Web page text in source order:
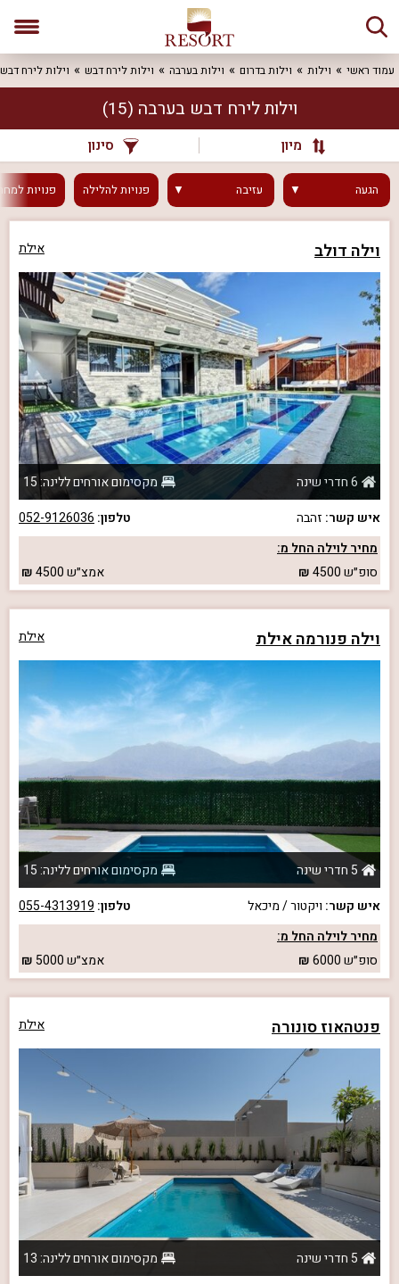
עמוד ראשי וילות וילות בדרום וילות בערבה וילות לירח דבש וילות לירח
וילות לירח דבש בערבה (15)
מיון סינון
הגעה עזיבה פנויותלהלילה פנויות
וילה דולב אילת
6 חדרי שינה
מקסימום אורחים ללינה: 15
איש קשר: זהבה טלפון: 052-9126036
מחיר לוילה החל מ:
סופ״ש4500 אמצ״ש4500
וילה פנורמה אילת אילת
5 חדרי שינה
מקסימום אורחים ללינה: 15
איש קשר: ויקטור / מיכאל טלפון: 055-4313919
מחיר לוילה החל מ:
סופ״ש6000 אמצ״ש5000
פנטהאוז סונורה אילת
5 חדרי שינה
מקסימום אורחים ללינה: 13